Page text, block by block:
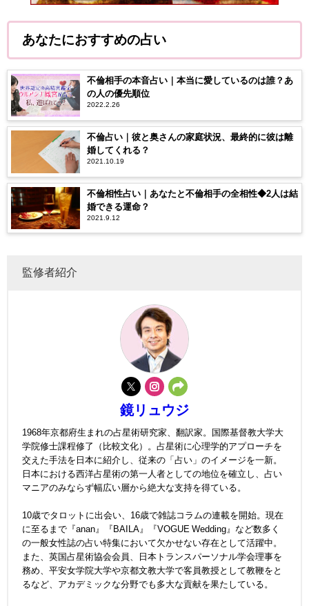
あなたにおすすめの占い
不倫相手の本音占い｜本当に愛しているのは誰？あ
の人の優先順位
2022.2.26
不倫占い｜彼と奥さんの家庭状況、最終的に彼は離
婚してくれる？
2021.10.19
不倫相性占い｜あなたと不倫相手の全相性◆2人は結
婚できる運命？
2021.9.12
監修者紹介
鏡リュウジ
1968年京都府生まれの占星術研究家、翻訳家。国際基督教大学大
学院修士課程修了（比較文化）。占星術に心理学的アプローチを
交えた手法を日本に紹介し、従来の「占い」のイメージを一新。
日本における西洋占星術の第一人者としての地位を確立し、占い
マニアのみならず幅広い層から絶大な支持を得ている。
10歳でタロットに出会い、16歳で雑誌コラムの連載を開始。現在
に至るまで『anan』『BAILA』『VOGUE Wedding』など数多く
の一般女性誌の占い特集において欠かせない存在として活躍中。
また、英国占星術協会会員、日本トランスパーソナル学会理事を
務め、平安女学院大学や京都文教大学で客員教授として教鞭をと
るなど、アカデミックな分野でも多大な貢献を果たしている。